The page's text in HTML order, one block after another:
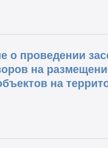
проведении
на
на